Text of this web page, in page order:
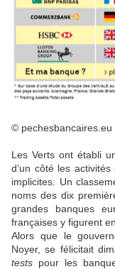
© pechesbancaires.eu
Les Verts ont établi
d’un côté les
implicites. Un
noms des dix
grandes banques
françaises y figurent
Alors que le
Noyer, se félicitait
tests pour les